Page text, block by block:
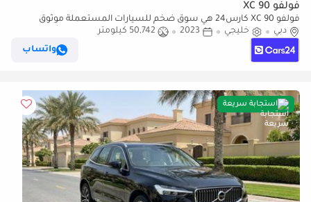
فولفو XC 90
فولفو XC 90 كارس24 هي سوق ضخم للسيارات المستعملة موثوق
ومضمون ٪كارس24 هي سوق ضخم للسيارات المستعملة موثوق
دبي خليجي 2023
50,742 كيلومتر
واتساب
استجابة سريعة